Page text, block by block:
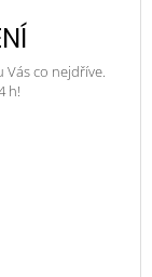
Vás co nejdříve.
h!